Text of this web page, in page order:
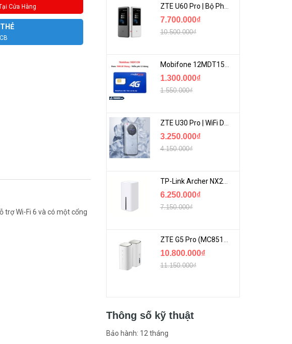
Cửa Hàng
trợ Wi-Fi 6 và có một cổng
ZTE U60 Pro | Bộ Phát 5G Cầm Tay Tích Hợp Công Nghệ WiFi 7, Pin 10000mAh
7.700.000₫
10.500.000₫
Mobifone 12MDT150 | Sim Chuyên 4G Mobifone Dung Lượng Cao 500GB/Tháng Gói 1 Năm
1.300.000₫
1.550.000₫
ZTE U30 Pro | WiFi Di Động 5G Tốc Độ Lên Đến 500Mbps, Màn Hình Cảm Ứng
3.250.000₫
4.150.000₫
TP-Link Archer NX200 | Bộ Phát WiFi Dùng Sim 5G Tốc Độ Cao Mới FullBox
6.250.000₫
7.150.000₫
ZTE G5 Pro (MC8512) | Router 5G WiFi7 Be7200 Hỗ Trợ Băng Tần 6Ghz Cực Mạnh
10.800.000₫
11.150.000₫
Thông số kỹ thuật
Bảo hành: 12 tháng